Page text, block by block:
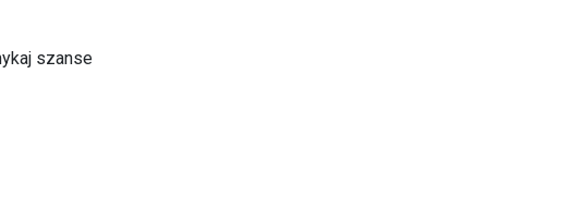
szanse